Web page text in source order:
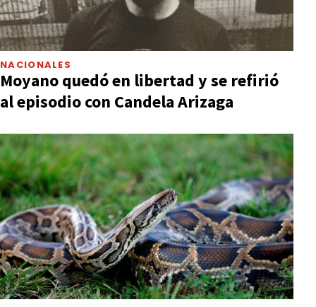
NACIONALES
Moyano quedó en libertad y se refirió
al episodio con Candela Arizaga